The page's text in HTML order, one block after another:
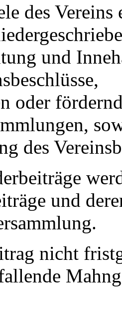
des
und
oder
des
und
nicht